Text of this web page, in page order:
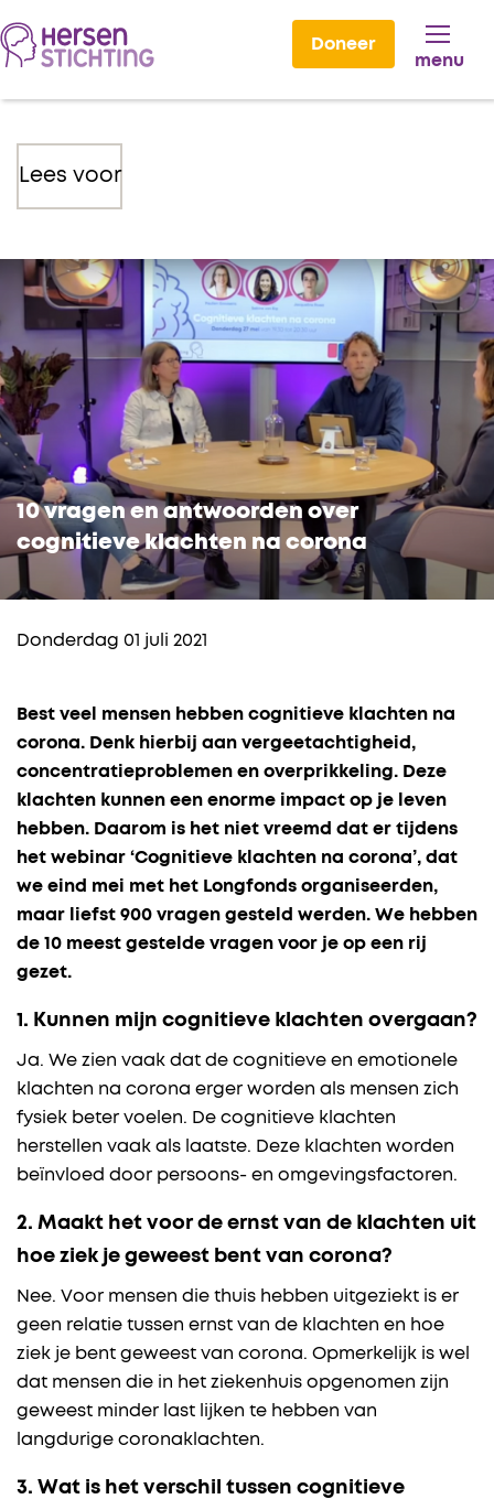
Doneer
menu
Lees voor
10 vragen en antwoorden over
cognitieve klachten na corona
Donderdag 01 juli 2021
Best veel mensen hebben cognitieve klachten na
corona. Denk hierbij aan vergeetachtigheid,
concentratieproblemen en overprikkeling. Deze
klachten kunnen een enorme impact op je leven
hebben. Daarom is het niet vreemd dat er tijdens
het webinar ‘Cognitieve klachten na corona’, dat
we eind mei met het Longfonds organiseerden,
maar liefst 900 vragen gesteld werden. We hebben
de 10 meest gestelde vragen voor je op een rij
gezet.
1. Kunnen mijn cognitieve klachten overgaan?
Ja. We zien vaak dat de cognitieve en emotionele
klachten na corona erger worden als mensen zich
fysiek beter voelen. De cognitieve klachten
herstellen vaak als laatste. Deze klachten worden
beïnvloed door persoons- en omgevingsfactoren.
2. Maakt het voor de ernst van de klachten uit
hoe ziek je geweest bent van corona?
Nee. Voor mensen die thuis hebben uitgeziekt is er
geen relatie tussen ernst van de klachten en hoe
ziek je bent geweest van corona. Opmerkelijk is wel
dat mensen die in het ziekenhuis opgenomen zijn
geweest minder last lijken te hebben van
langdurige coronaklachten.
3. Wat is het verschil tussen cognitieve